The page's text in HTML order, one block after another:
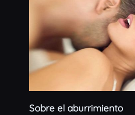
Sobre el aburrimiento